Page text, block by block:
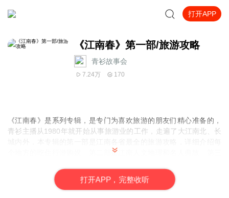
打开APP
《江南春》第一部/旅游攻略
青衫故事会
7.24万 170
《江南春》是系列专辑，是专门为喜欢旅游的朋友们精心准备的，
青衫主播从1980年就开始从事旅游业的工作，走遍了大江南北、长
个地方的吃住行游购娱。第二部是
玩，不走冤枉路，聆听最专业和幽默风趣的导游词。
打开APP，完整收听